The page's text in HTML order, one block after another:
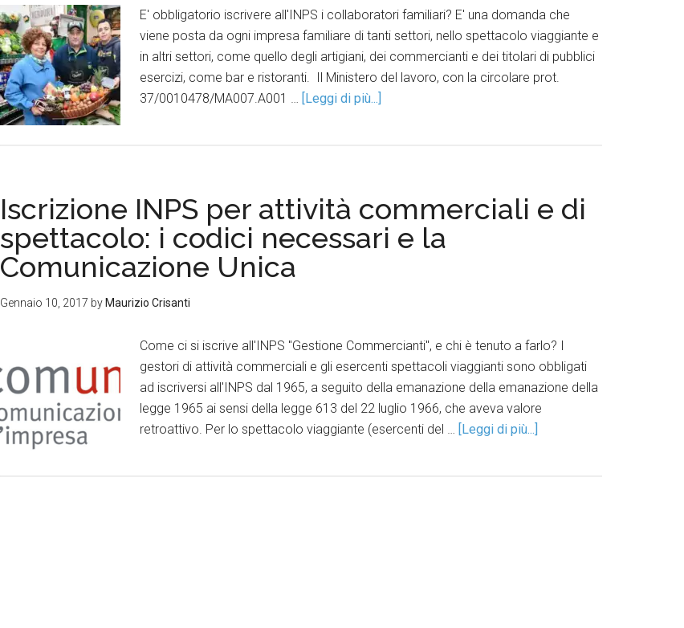
E' obbligatorio iscrivere all'INPS i collaboratori familiari? E' una domanda che
viene posta da ogni impresa familiare di tanti settori, nello spettacolo viaggiante e
in altri settori, come quello degli artigiani, dei commercianti e dei titolari di pubblici
esercizi, come bar e ristoranti. Il Ministero del lavoro, con la circolare prot.
37/0010478/MA007.A001 … [Leggi di più...]
Iscrizione INPS per attività commerciali e di
spettacolo: i codici necessari e la
Comunicazione Unica
Gennaio 10, 2017 by Maurizio Crisanti
Come ci si iscrive all'INPS "Gestione Commercianti", e chi è tenuto a farlo? I
gestori di attività commerciali e gli esercenti spettacoli viaggianti sono obbligati
ad iscriversi all'INPS dal 1965, a seguito della emanazione della emanazione della
legge 1965 ai sensi della legge 613 del 22 luglio 1966, che aveva valore
retroattivo. Per lo spettacolo viaggiante (esercenti del … [Leggi di più...]